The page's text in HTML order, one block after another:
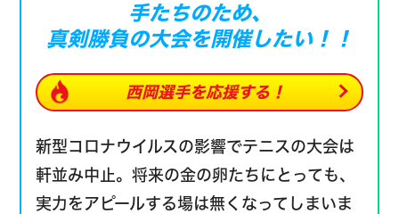
手たちのため、
真剣勝負の大会を開催したい！！
西岡選手を応援する！
新型コロナウイルスの影響でテニスの大会は
軒並み中止。将来の金の卵たちにとっても、
実力をアピールする場は無くなってしまいま